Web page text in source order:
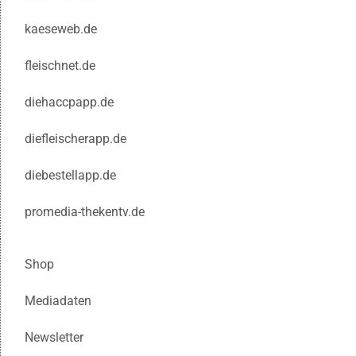
kaeseweb.de
fleischnet.de
diehaccpapp.de
diefleischerapp.de
diebestellapp.de
promedia-thekentv.de
Shop
Mediadaten
Newsletter